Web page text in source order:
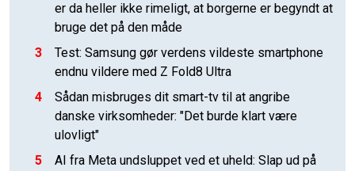
er da heller ikke rimeligt, at borgerne er begyndt at
bruge det på den måde
3
Test: Samsung gør verdens vildeste smartphone
endnu vildere med Z Fold8 Ultra
4
Sådan misbruges dit smart-tv til at angribe
danske virksomheder: "Det burde klart være
ulovligt"
5
AI fra Meta undsluppet ved et uheld: Slap ud på